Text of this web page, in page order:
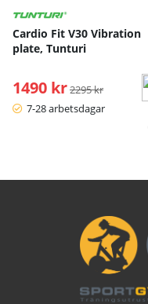
Cardio Fit V30 Vibration
plate, Tunturi
1490 kr Ordinarie pris:
2295 kr
7-28 arbetsdagar